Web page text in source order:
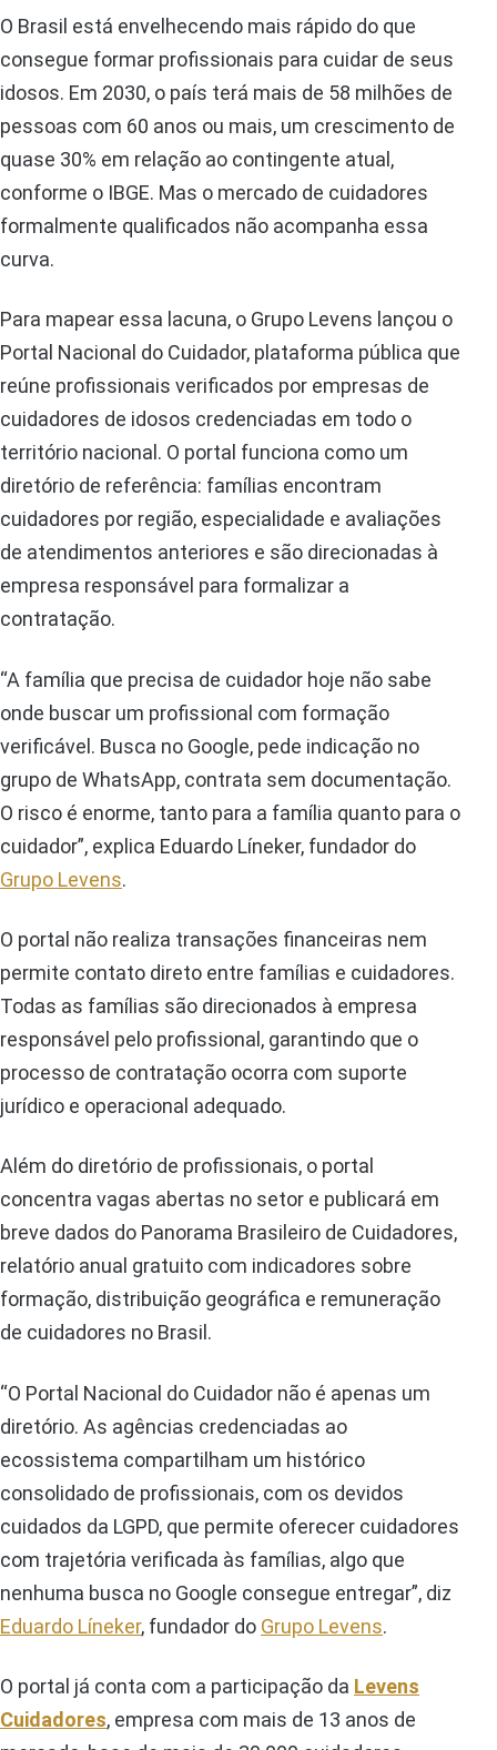
O Brasil está envelhecendo mais rápido do que
consegue formar profissionais para cuidar de seus
idosos. Em 2030, o país terá mais de 58 milhões de
pessoas com 60 anos ou mais, um crescimento de
quase 30% em relação ao contingente atual,
conforme o IBGE. Mas o mercado de cuidadores
formalmente qualificados não acompanha essa
curva.
Para mapear essa lacuna, o Grupo Levens lançou o
Portal Nacional do Cuidador, plataforma pública que
reúne profissionais verificados por empresas de
cuidadores de idosos credenciadas em todo o
território nacional. O portal funciona como um
diretório de referência: famílias encontram
cuidadores por região, especialidade e avaliações
de atendimentos anteriores e são direcionadas à
empresa responsável para formalizar a
contratação.
“A família que precisa de cuidador hoje não sabe
onde buscar um profissional com formação
verificável. Busca no Google, pede indicação no
grupo de WhatsApp, contrata sem documentação.
O risco é enorme, tanto para a família quanto para o
cuidador”, explica Eduardo Líneker, fundador do
Grupo Levens.
O portal não realiza transações financeiras nem
permite contato direto entre famílias e cuidadores.
Todas as famílias são direcionados à empresa
responsável pelo profissional, garantindo que o
processo de contratação ocorra com suporte
jurídico e operacional adequado.
Além do diretório de profissionais, o portal
concentra vagas abertas no setor e publicará em
breve dados do Panorama Brasileiro de Cuidadores,
relatório anual gratuito com indicadores sobre
formação, distribuição geográfica e remuneração
de cuidadores no Brasil.
“O Portal Nacional do Cuidador não é apenas um
diretório. As agências credenciadas ao
ecossistema compartilham um histórico
consolidado de profissionais, com os devidos
cuidados da LGPD, que permite oferecer cuidadores
com trajetória verificada às famílias, algo que
nenhuma busca no Google consegue entregar”, diz
Eduardo Líneker, fundador do Grupo Levens.
O portal já conta com a participação da Levens
Cuidadores, empresa com mais de 13 anos de